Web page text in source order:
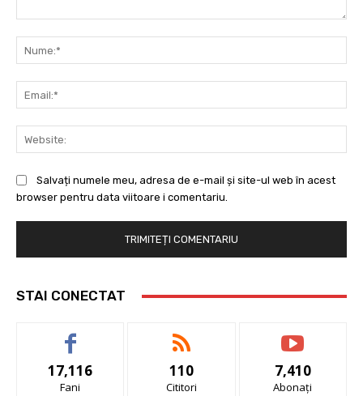
Salvați numele meu, adresa de e-mail și site-ul web în acest
browser pentru data viitoare i comentariu.
STAI CONECTAT
17,116
Fani
110
Cititori
7,410
Abonați